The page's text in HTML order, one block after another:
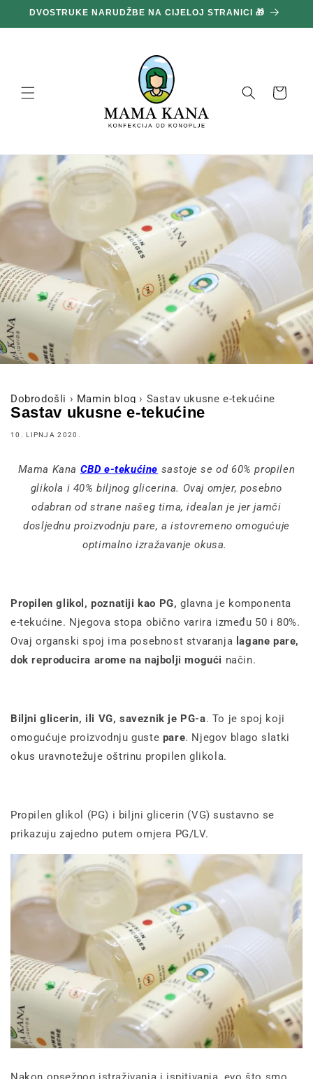
na
sadržaj
DVOSTRUKE NARUDŽBE NA CIJELOJ STRANICI 🎁
Košara
Dobrodošli › Mamin blog › Sastav ukusne e-tekućine
Sastav ukusne e-tekućine
10. LIPNJA 2020.
Mama Kana CBD e-tekućine sastoje se od 60% propilen
glikola i 40% biljnog glicerina. Ovaj omjer, posebno
odabran od strane našeg tima, idealan je jer jamči
dosljednu proizvodnju pare, a istovremeno omogućuje
optimalno izražavanje okusa.
Propilen glikol, poznatiji kao PG, glavna je komponenta
e-tekućine. Njegova stopa obično varira između 50 i 80%.
Ovaj organski spoj ima posebnost stvaranja lagane pare,
dok reproducira arome na najbolji mogući način.
Biljni glicerin, ili VG, saveznik je PG-a. To je spoj koji
omogućuje proizvodnju guste pare. Njegov blago slatki
okus uravnotežuje oštrinu propilen glikola.
Propilen glikol (PG) i biljni glicerin (VG) sustavno se
prikazuju zajedno putem omjera PG/LV.